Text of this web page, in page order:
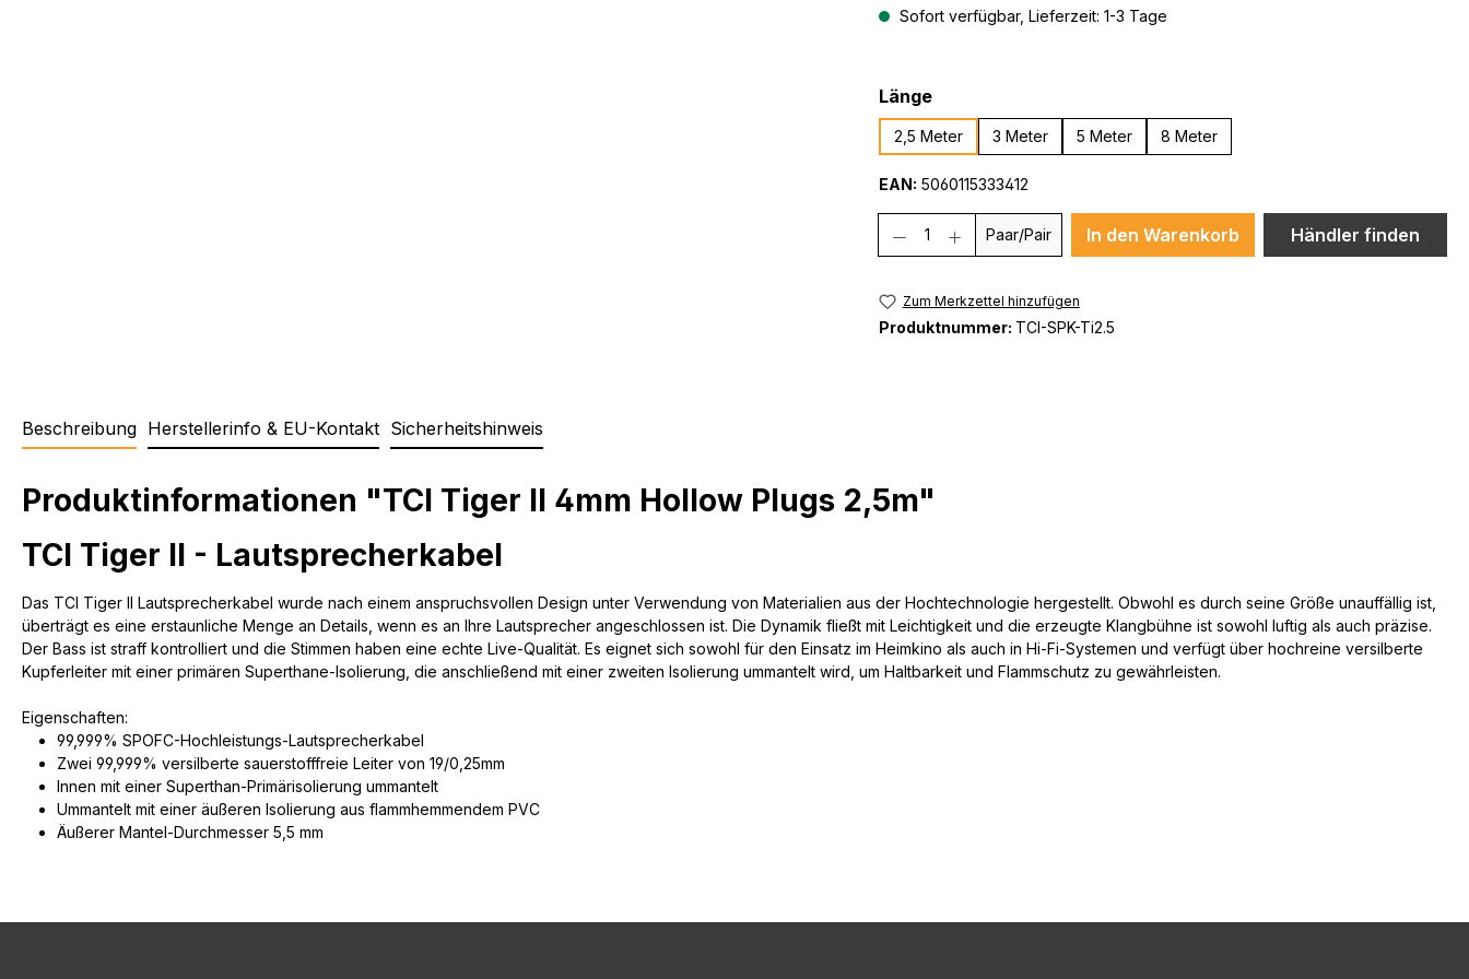
Sofort verfügbar, Lieferzeit: 1-3 Tage
Längeauswählen
2,5 Meter 3 Meter 5 Meter 8 Meter
EAN: 5060115333412
Paar/Pair In den Warenkorb Händler finden
Zum Merkzettel hinzufügen
Produktnummer: TCI-SPK-Ti2.5
Beschreibung Herstellerinfo & EU-Kontakt Sicherheitshinweis
Produktinformationen "TCI Tiger II 4mm Hollow Plugs 2,5m"
TCI Tiger II - Lautsprecherkabel
Das TCI Tiger II Lautsprecherkabel wurde nach einem anspruchsvollen Design unter Verwendung von Materialien aus der Hochtechnologie hergestellt. Obwohl es durch seine Größe unauffällig ist,
überträgt es eine erstaunliche Menge an Details, wenn es an Ihre Lautsprecher angeschlossen ist. Die Dynamik fließt mit Leichtigkeit und die erzeugte Klangbühne ist sowohl luftig als auch präzise.
Der Bass ist straff kontrolliert und die Stimmen haben eine echte Live-Qualität. Es eignet sich sowohl für den Einsatz im Heimkino als auch in Hi-Fi-Systemen und verfügt über hochreine versilberte
Kupferleiter mit einer primären Superthane-Isolierung, die anschließend mit einer zweiten Isolierung ummantelt wird, um Haltbarkeit und Flammschutz zu gewährleisten.
Eigenschaften:
99,999% SPOFC-Hochleistungs-Lautsprecherkabel
Zwei 99,999% versilberte sauerstofffreie Leiter von 19/0,25mm
Innen mit einer Superthan-Primärisolierung ummantelt
Ummantelt mit einer äußeren Isolierung aus flammhemmendem PVC
Äußerer Mantel-Durchmesser 5,5 mm